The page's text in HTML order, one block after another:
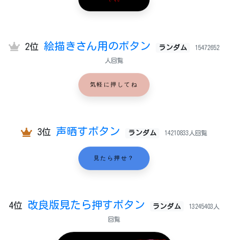
2位 絵描きさん用のボタン ランダム 15472652
人回覧
気軽に押してね
3位 声晒すボタン ランダム 14210833人回覧
見たら押せ？
4位 改良版見たら押すボタン ランダム 13245403人
回覧